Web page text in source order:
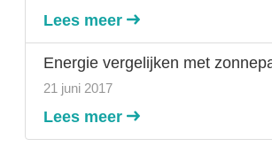
Lees meer
Energie vergelijken met
21 juni 2017
Lees meer